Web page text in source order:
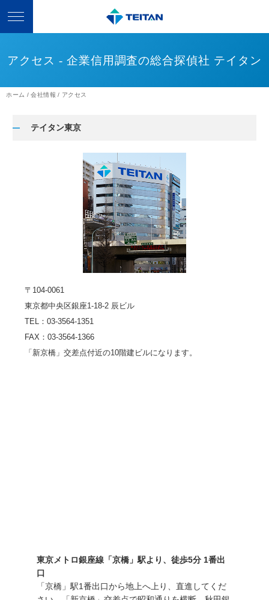
アクセス - 企業信用調査の総合探偵社 テイタン
ホーム 会社情報 アクセス
テイタン東京
〒104-0061
東京都中央区銀座1-18-2 辰ビル
TEL：03-3564-1351
FAX：03-3564-1366
「新京橋」交差点付近の10階建ビルになります。
東京メトロ銀座線「京橋」駅より、徒歩5分 1番出
口
「京橋」駅1番出口から地上へ上り、直進してくだ